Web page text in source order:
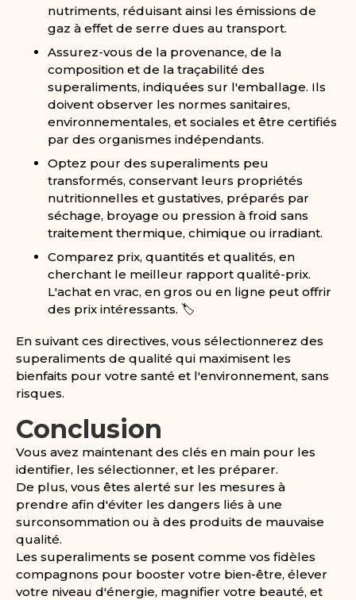
nutriments, réduisant ainsi les émissions de
gaz à effet de serre dues au transport.
Assurez-vous de la provenance, de la
composition et de la traçabilité des
superaliments, indiquées sur l'emballage. Ils
doivent observer les normes sanitaires,
environnementales, et sociales et être certifiés
par des organismes indépendants.
Optez pour des superaliments peu
transformés, conservant leurs propriétés
nutritionnelles et gustatives, préparés par
séchage, broyage ou pression à froid sans
traitement thermique, chimique ou irradiant.
Comparez prix, quantités et qualités, en
cherchant le meilleur rapport qualité-prix.
L'achat en vrac, en gros ou en ligne peut offrir
des prix intéressants. 🏷️
En suivant ces directives, vous sélectionnerez des
superaliments de qualité qui maximisent les
bienfaits pour votre santé et l'environnement, sans
risques.
Conclusion
Vous avez maintenant des clés en main pour les
identifier, les sélectionner, et les préparer.
De plus, vous êtes alerté sur les mesures à
prendre afin d'éviter les dangers liés à une
surconsommation ou à des produits de mauvaise
qualité.
Les superaliments se posent comme vos fidèles
compagnons pour booster votre bien-être, élever
votre niveau d'énergie, magnifier votre beauté, et